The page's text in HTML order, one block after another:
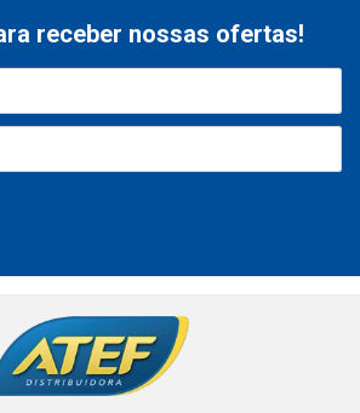
receber nossas ofertas!